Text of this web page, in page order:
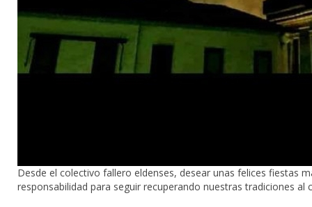
Desde el colectivo fallero eldenses, desear unas felices fiestas
responsabilidad para seguir recuperando nuestras tradiciones